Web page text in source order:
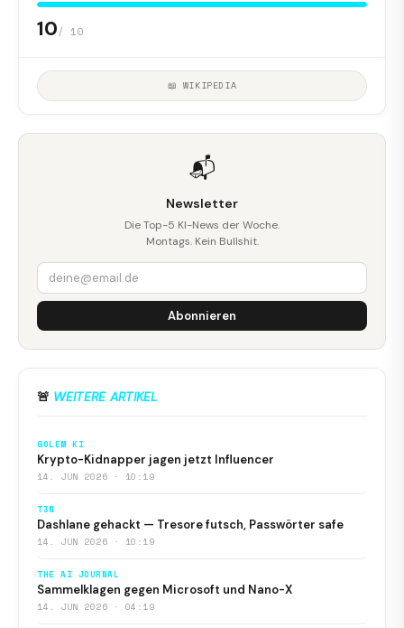
10/ 10
📖 WIKIPEDIA
📬
Newsletter
Die Top-5 KI-News der Woche.
Montags. Kein Bullshit.
Abonnieren
🚨 WEITERE ARTIKEL
GOLEM KI
Krypto-Kidnapper jagen jetzt Influencer
14. JUN 2026 · 10:19
T3N
Dashlane gehackt — Tresore futsch, Passwörter safe
14. JUN 2026 · 10:19
THE AI JOURNAL
Sammelklagen gegen Microsoft und Nano-X
14. JUN 2026 · 04:19